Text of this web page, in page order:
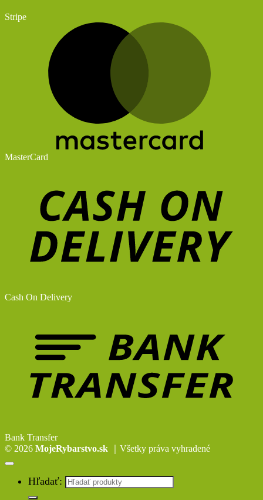
Stripe
MasterCard
Cash On Delivery
Bank Transfer
© 2026 MojeRybarstvo.sk ｜Všetky práva vyhradené
Hľadať: